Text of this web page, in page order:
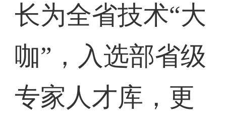
长为全省技术“大
咖”，入选部省级
专家人才库，更